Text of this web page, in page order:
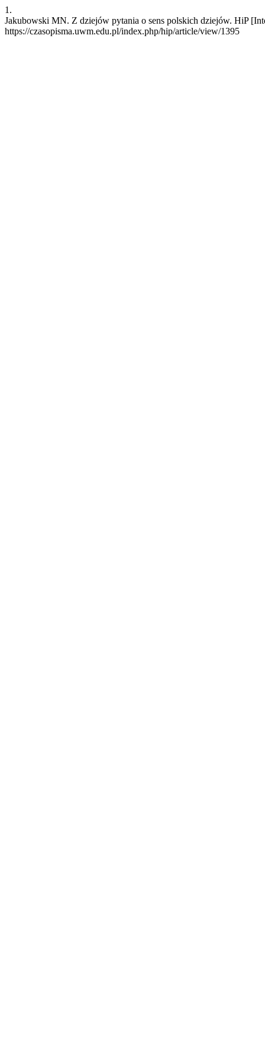
1.
Jakubowski MN. Z dziejów pytania o sens polskich dziejów. HiP
https://czasopisma.uwm.edu.pl/index.php/hip/article/view/1395